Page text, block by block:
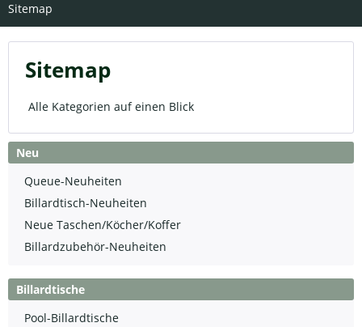
Sitemap
Sitemap
Alle Kategorien auf einen Blick
Neu
Queue-Neuheiten
Billardtisch-Neuheiten
Neue Taschen/Köcher/Koffer
Billardzubehör-Neuheiten
Billardtische
Pool-Billardtische